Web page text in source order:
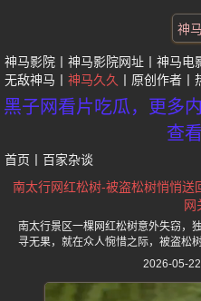
神
神马影院 神马影院网址 神马电
无敌神马
神马久久 原创作者
黑子网看片吃瓜，更多
查
首页 百家杂谈
南太行网红松树-被盗松树悄悄
网
南太行景区一棵网红松树意外失窃，
寻无果，就在众人惋惜之际，被盗松
2026-05-22